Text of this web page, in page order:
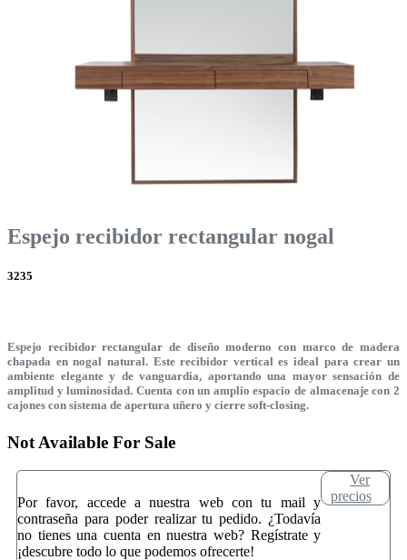
Espejo recibidor rectangular nogal
3235
Espejo recibidor rectangular de diseño moderno con marco de madera
chapada en nogal natural. Este recibidor vertical es ideal para crear un
ambiente elegante y de vanguardia, aportando una mayor sensación de
amplitud y luminosidad. Cuenta con un amplio espacio de almacenaje con 2
cajones con sistema de apertura uñero y cierre soft-closing.
Not Available For Sale
Por favor, accede a nuestra web con tu mail y
contraseña para poder realizar tu pedido. ¿Todavía
no tienes una cuenta en nuestra web? Regístrate y
¡descubre todo lo que podemos ofrecerte!
Ver
precios